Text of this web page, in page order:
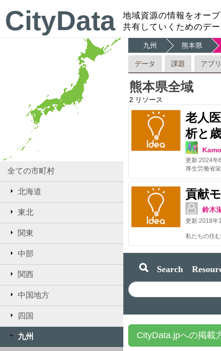
CityData
地域資源の情報をオー
共有していくためのデ
全ての市町村
北海道
東北
関東
中部
関西
中国地方
四国
九州
九州 熊本県
データ 課題 アプリ
熊本県全域
2 リソース
老人
析と
更新:2024年
貢献
鈴木
更新:2018年
Search
CityData.jpへの掲載